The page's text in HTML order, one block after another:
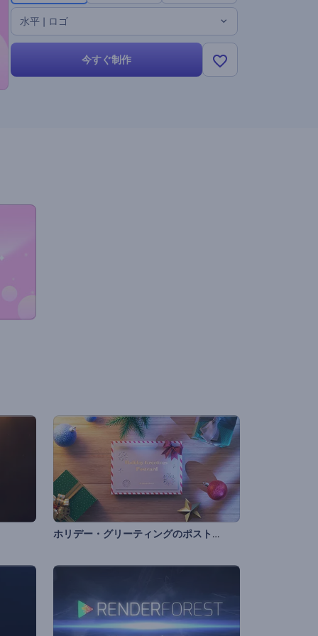
水平 | ロゴ
今すぐ制作
ホリデー・グリーティングのポストカード